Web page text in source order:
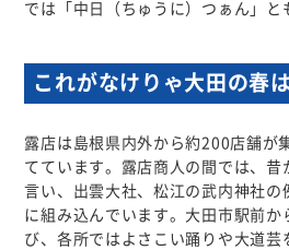
女性会
共済制度
入会について
施設利用
では「中日（ちゅうに）つぁん」と
これがなけりゃ大田の春
露店は島根県内外から約200店舗が
てています。露店商人の間では、昔
言い、出雲大社、松江の武内神社の
に組み込んでいます。大田市駅前か
び、各所ではよさこい踊りや大道